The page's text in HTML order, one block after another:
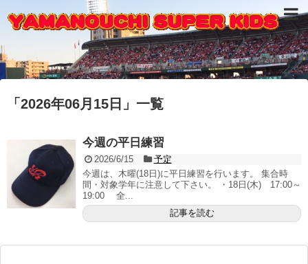
「 2026年06月15日 」 一覧
今週の平日練習
2026/6/15
予定
今週は、木曜(18日)に平日練習を行います。 集合時
間・対象学年に注意して下さい。 ・18日(木) 17:00～
19:00 全...
記事を読む